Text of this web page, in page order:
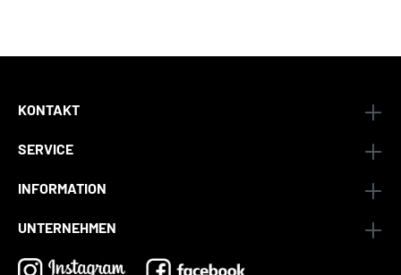
KONTAKT
SERVICE
INFORMATION
UNTERNEHMEN